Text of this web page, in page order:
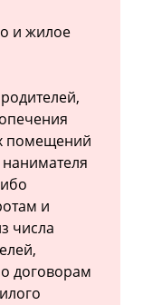
и жилое
помещений
и
числа
договорам